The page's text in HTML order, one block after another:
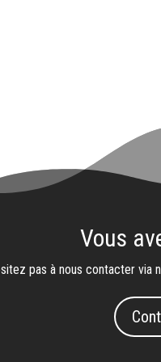
Vous
pas à nous contacter via